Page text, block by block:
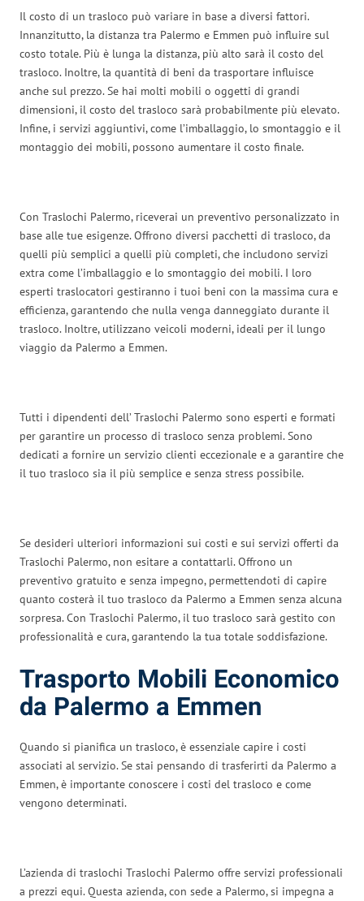
Il costo di un trasloco può variare in base a diversi fattori.
Innanzitutto, la distanza tra Palermo e Emmen può influire sul
costo totale. Più è lunga la distanza, più alto sarà il costo del
trasloco. Inoltre, la quantità di beni da trasportare influisce
anche sul prezzo. Se hai molti mobili o oggetti di grandi
dimensioni, il costo del trasloco sarà probabilmente più elevato.
Infine, i servizi aggiuntivi, come l’imballaggio, lo smontaggio e il
montaggio dei mobili, possono aumentare il costo finale.
Con Traslochi Palermo, riceverai un preventivo personalizzato in
base alle tue esigenze. Offrono diversi pacchetti di trasloco, da
quelli più semplici a quelli più completi, che includono servizi
extra come l’imballaggio e lo smontaggio dei mobili. I loro
esperti traslocatori gestiranno i tuoi beni con la massima cura e
efficienza, garantendo che nulla venga danneggiato durante il
trasloco. Inoltre, utilizzano veicoli moderni, ideali per il lungo
viaggio da Palermo a Emmen.
Tutti i dipendenti dell’ Traslochi Palermo sono esperti e formati
per garantire un processo di trasloco senza problemi. Sono
dedicati a fornire un servizio clienti eccezionale e a garantire che
il tuo trasloco sia il più semplice e senza stress possibile.
Se desideri ulteriori informazioni sui costi e sui servizi offerti da
Traslochi Palermo, non esitare a contattarli. Offrono un
preventivo gratuito e senza impegno, permettendoti di capire
quanto costerà il tuo trasloco da Palermo a Emmen senza alcuna
sorpresa. Con Traslochi Palermo, il tuo trasloco sarà gestito con
professionalità e cura, garantendo la tua totale soddisfazione.
Trasporto Mobili Economico
da Palermo a Emmen
Quando si pianifica un trasloco, è essenziale capire i costi
associati al servizio. Se stai pensando di trasferirti da Palermo a
Emmen, è importante conoscere i costi del trasloco e come
vengono determinati.
L’azienda di traslochi Traslochi Palermo offre servizi professionali
a prezzi equi. Questa azienda, con sede a Palermo, si impegna a